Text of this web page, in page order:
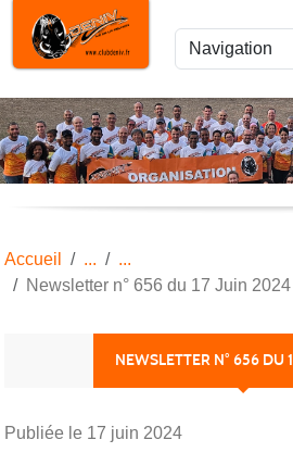
Accueil
Newsletter n° 656 du 17 Juin 2024
NEWSLETTER N° 656 DU
Publiée le 17 juin 2024
Panneau de gestion des cookies